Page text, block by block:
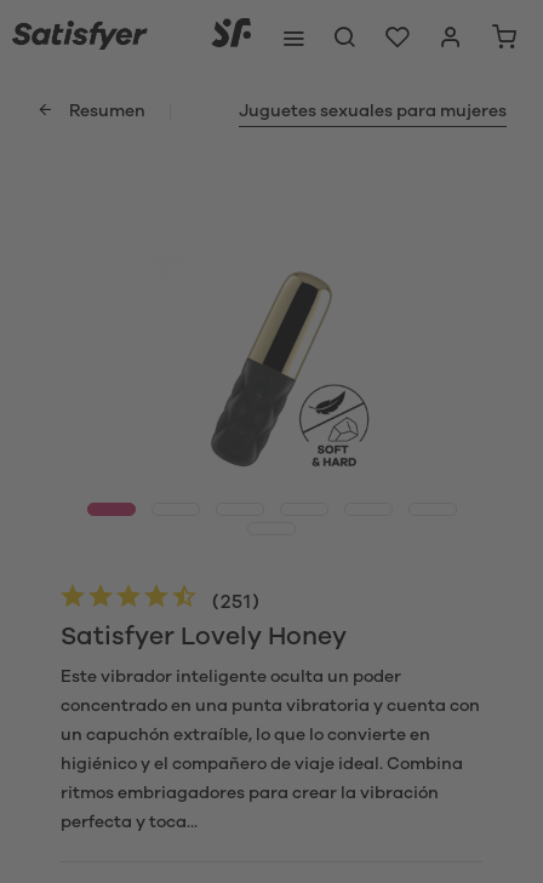
Resumen Juguetes sexuales para mujeres
Satisfyer Lovely Honey
(251 )
Este vibrador inteligente oculta un poder
concentrado en una punta vibratoria y cuenta con
un capuchón extraíble, lo que lo convierte en
higiénico y el compañero de viaje ideal. Combina
ritmos embriagadores para crear la vibración
perfecta y toca...